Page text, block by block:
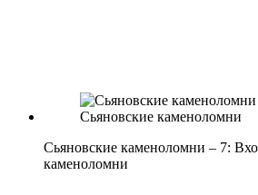
Сьяновские каменоломни – 7:
каменоломни